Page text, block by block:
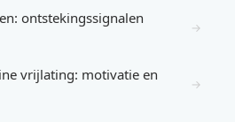
ontstekingssignalen
→
vrijlating: motivatie en
→